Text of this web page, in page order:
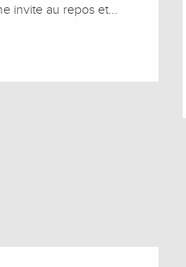
invite au repos et...